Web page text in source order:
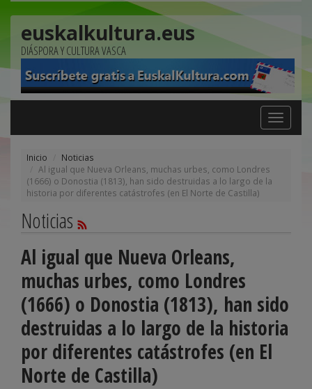
euskalkultura.eus
DIÁSPORA Y CULTURA VASCA
Toggle
navigation
Inicio
Noticias
Al igual que Nueva Orleans, muchas urbes, como Londres
(1666) o Donostia (1813), han sido destruidas a lo largo de la
historia por diferentes catástrofes (en El Norte de Castilla)
Noticias
Al igual que Nueva Orleans,
muchas urbes, como Londres
(1666) o Donostia (1813), han sido
destruidas a lo largo de la historia
por diferentes catástrofes (en El
Norte de Castilla)